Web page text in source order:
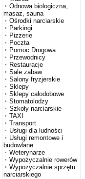
Odnowa biologiczna,
masaz, sauna
Ośrodki narciarskie
Parkingi
Pizzerie
Poczta
Pomoc Drogowa
Przewodnicy
Restauracje
Sale zabaw
Salony fryzjerskie
Sklepy
Sklepy całodobowe
Stomatolodzy
Szkoły narciarskie
TAXI
Transport
Usługi dla ludności
Usługi remontowe i
budowlane
Weterynarze
Wypożyczalnie rowerów
Wypożyczalnie sprzętu
narciarskiego